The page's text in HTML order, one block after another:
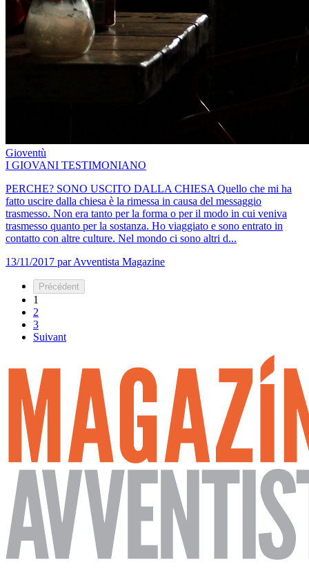
Gioventù
I GIOVANI TESTIMONIANO
PERCHE? SONO USCITO DALLA CHIESA Quello che mi ha
fatto uscire dalla chiesa è la rimessa in causa del messaggio
trasmesso. Non era tanto per la forma o per il modo in cui veniva
trasmesso quanto per la sostanza. Ho viaggiato e sono entrato in
contatto con altre culture. Nel mondo ci sono altri d...
13/11/2017 par Avventista Magazine
Précédent
1
2
3
Suivant